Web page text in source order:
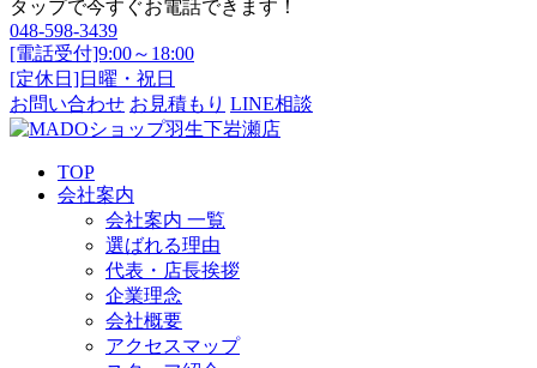
タップで今すぐお電話できます！
048-598-3439
[電話受付]9:00～18:00
[定休日]日曜・祝日
お問い合わせ お見積もり LINE相談
TOP
会社案内
会社案内 一覧
選ばれる理由
代表・店長挨拶
企業理念
会社概要
アクセスマップ